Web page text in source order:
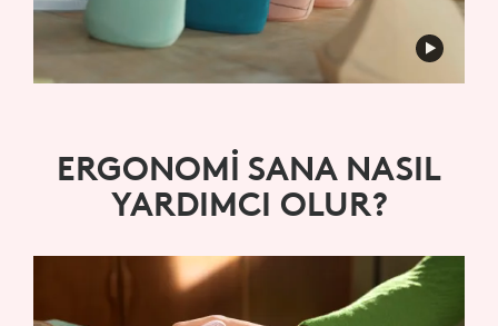
ERGONOMİ SANA NASIL
YARDIMCI OLUR?